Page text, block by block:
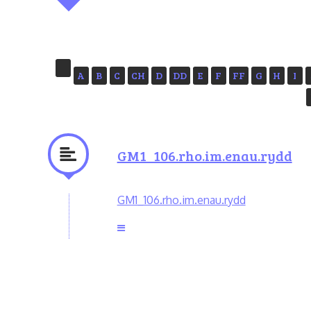
A B C CH D DD E F FF G H I
GM1_106.rho.im.enau.rydd
GM1_106.rho.im.enau.rydd